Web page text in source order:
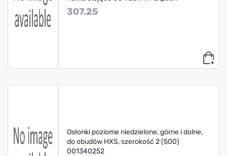
307.25
Osłonki poziome niedzielone, górne i dolne,
do obudów HXS, szerokość 2 (500)
001340252